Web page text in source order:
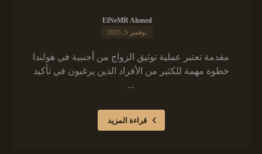
ElNeMR Ahmed
نوفمبر 5, 2025
مقدمة تعتبر عملية توثيق الزواج من أجنبية في هولندا
خطوة مهمة للكثير من الأفراد الذين يرغبون في تأكيد
...
قراءة المزيد